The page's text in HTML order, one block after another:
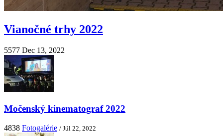
Vianočné trhy 2022
5577 Dec 13, 2022
Močenský kinematograf 2022
4838 Fotogalérie / Júl 22, 2022